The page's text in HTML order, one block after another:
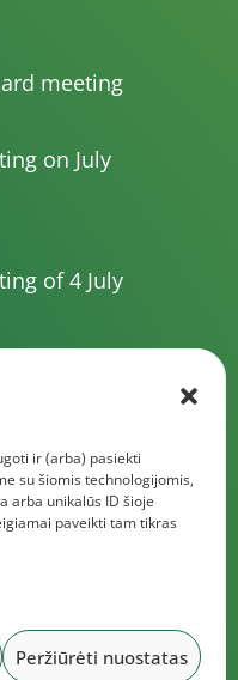
ir (arba) pasiekti
su šiomis technologijomis,
arba unikalūs ID šioje
paveikti tam tikras
Peržiūrėti nuostatas
meeting
on July
of 4 July